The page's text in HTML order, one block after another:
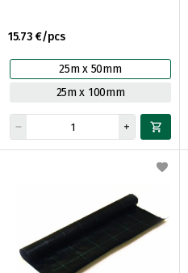
15.73 €/pcs
25m x 50mm
25m x 100mm